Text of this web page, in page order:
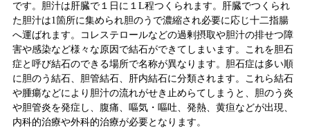
です。胆汁は肝臓で１日に１L程つくられます。肝臓でつくられ
た胆汁は1箇所に集められ胆のうで濃縮され必要に応じ十二指腸
へ運ばれます。コレステロールなどの過剰摂取や胆汁の排せつ障
害や感染など様々な原因で結石ができてしまいます。これを胆石
症と呼び結石のできる場所で名称が異なります。胆石症は多い順
に胆のう結石、胆管結石、肝内結石に分類されます。これら結石
や腫瘍などにより胆汁の流れがせき止めらてしまうと、胆のう炎
や胆管炎を発症し、腹痛、嘔気・嘔吐、発熱、黄疸などが出現、
内科的治療や外科的治療が必要となります。